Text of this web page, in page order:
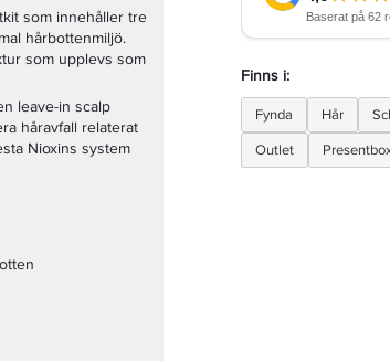
som innehåller tre
hårbottenmiljö.
som upplevs som
leave-in scalp
håravfall relaterat
Nioxins system
Finns i:
Fynda Hår
Outlet